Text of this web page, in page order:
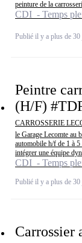
peinture de la
CDI - Temps
Publié il y a plus de 30
Peintre
(H/F)
CARROSSERIE
le Garage Lecomte au
automobile h/f de 1 à 5
intégrer une équipe
CDI - Temps
Publié il y a plus de 30
Carrossier